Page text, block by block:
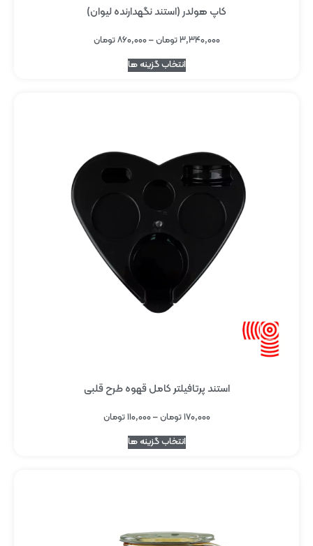
کاپ هولدر (استند نگهدارنده لیوان)
۳,۳۴۰,۰۰۰تومان–۸۶۰,۰۰۰تومان
انتخاب گزینه ها
استند پرتافیلتر کامل قهوه طرح قلبی
۱۷۰,۰۰۰تومان–۱۱۰,۰۰۰تومان
انتخاب گزینه ها